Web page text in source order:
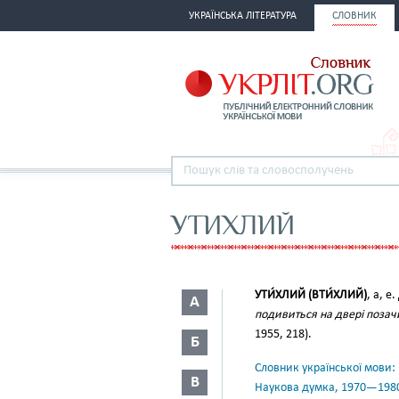
УКРАЇНСЬКА ЛІТЕРАТУРА СЛОВНИК
УТИХЛИЙ
А
Б
В
УТИ́ХЛИЙ (ВТИ́ХЛИЙ), а, е.
подивиться на двері
1955, 218).
Словник української
Наукова думка,